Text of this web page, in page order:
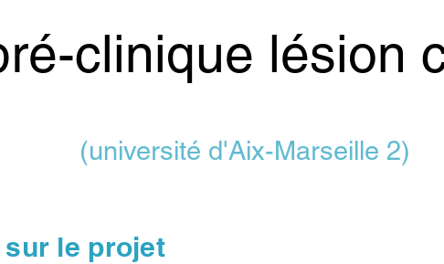
clinique lésion
(université d'Aix-Marseille 2)
le projet